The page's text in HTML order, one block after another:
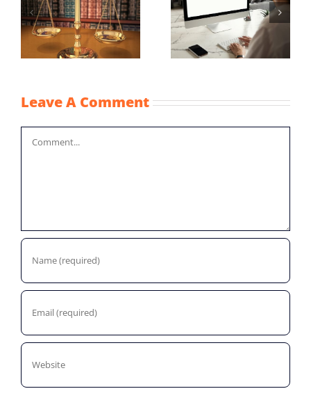
Wijziging Besluit
fiscale
noodmaatregelen
coronacrisis
NOW-1
Leave A Comment